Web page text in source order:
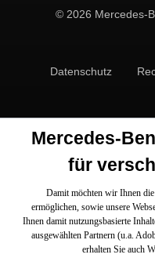
© 2026 Mercedes-
Datenschutz
Mercedes-
für
Damit möchten wir Ihnen
ermöglichen, sowie unsere
Ihnen damit nutzungsbasierte
ausgewählten Partnern (u.a.
erhalten Sie auch